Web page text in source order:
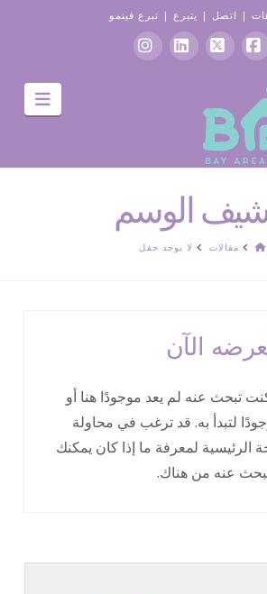
| اتصل | يتبرع | تبرع فينمو
التواصل
الاجتماعي
الفيسبوك
الوسم
الصفحةمقالات لا يوجد حفل
الآن
تبحث عنه لم يعد موجودًا هنا أو
لتبدأ به. قد ترغب في محاولة
الرئيسية لمعرفة ما إذا كان يمكنك
عنه من هناك.